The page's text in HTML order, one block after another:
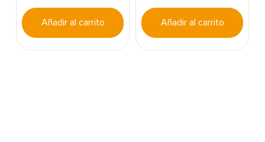
Añadir al carrito Añadir al carrito